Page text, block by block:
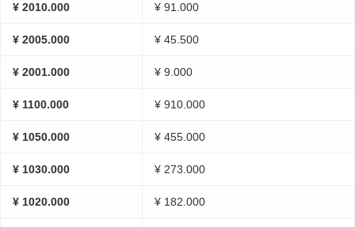
¥ 2010.000 ¥ 91.000
¥ 2005.000 ¥ 45.500
¥ 2001.000 ¥ 9.000
¥ 1100.000 ¥ 910.000
¥ 1050.000 ¥ 455.000
¥ 1030.000 ¥ 273.000
¥ 1020.000 ¥ 182.000